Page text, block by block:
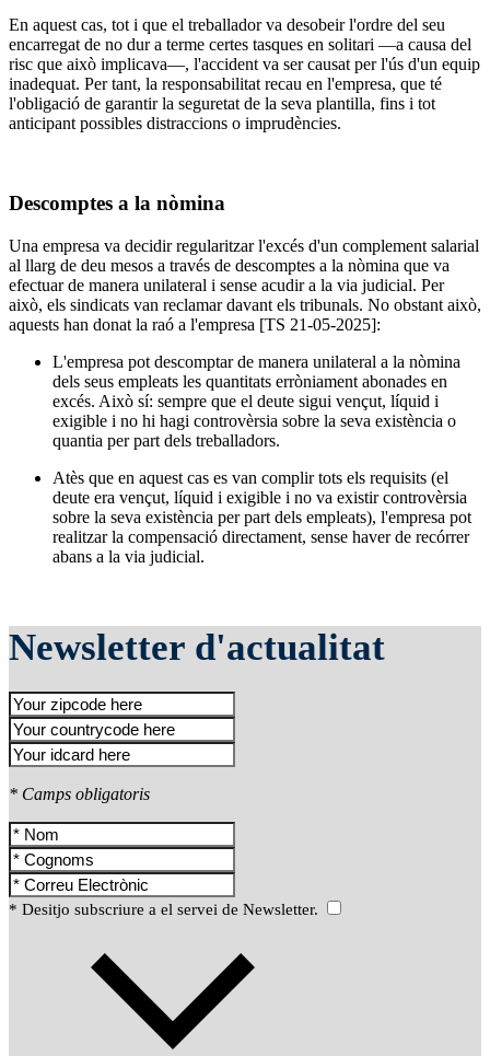
En aquest cas, tot i que el treballador va desobeir l'ordre del seu
encarregat de no dur a terme certes tasques en solitari —a causa del
risc que això implicava—, l'accident va ser causat per l'ús d'un equip
inadequat. Per tant, la responsabilitat recau en l'empresa, que té
l'obligació de garantir la seguretat de la seva plantilla, fins i tot
anticipant possibles distraccions o imprudències.
Descomptes a la nòmina
Una empresa va decidir regularitzar l'excés d'un complement salarial
al llarg de deu mesos a través de descomptes a la nòmina que va
efectuar de manera unilateral i sense acudir a la via judicial. Per
això, els sindicats van reclamar davant els tribunals. No obstant això,
aquests han donat la raó a l'empresa [TS 21-05-2025]:
L'empresa pot descomptar de manera unilateral a la nòmina
dels seus empleats les quantitats erròniament abonades en
excés. Això sí: sempre que el deute sigui vençut, líquid i
exigible i no hi hagi controvèrsia sobre la seva existència o
quantia per part dels treballadors.
Atès que en aquest cas es van complir tots els requisits (el
deute era vençut, líquid i exigible i no va existir controvèrsia
sobre la seva existència per part dels empleats), l'empresa pot
realitzar la compensació directament, sense haver de recórrer
abans a la via judicial.
Newsletter d'actualitat
* Camps obligatoris
* Desitjo subscriure a el servei de Newsletter.